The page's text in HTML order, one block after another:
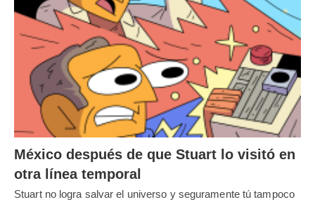
México después de que Stuart lo visitó en
otra línea temporal
Stuart no logra salvar el universo y seguramente tú tampoco